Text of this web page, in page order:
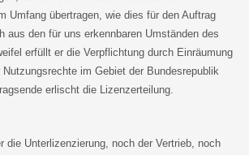
Umfang übertragen, wie dies für den Auftrag
aus den für uns erkennbaren Umständen des
erfüllt er die Verpflichtung durch Einräumung
im Gebiet der Bundesrepublik
erlischt die Lizenzerteilung.
die Unterlizenzierung, noch der Vertrieb, noch